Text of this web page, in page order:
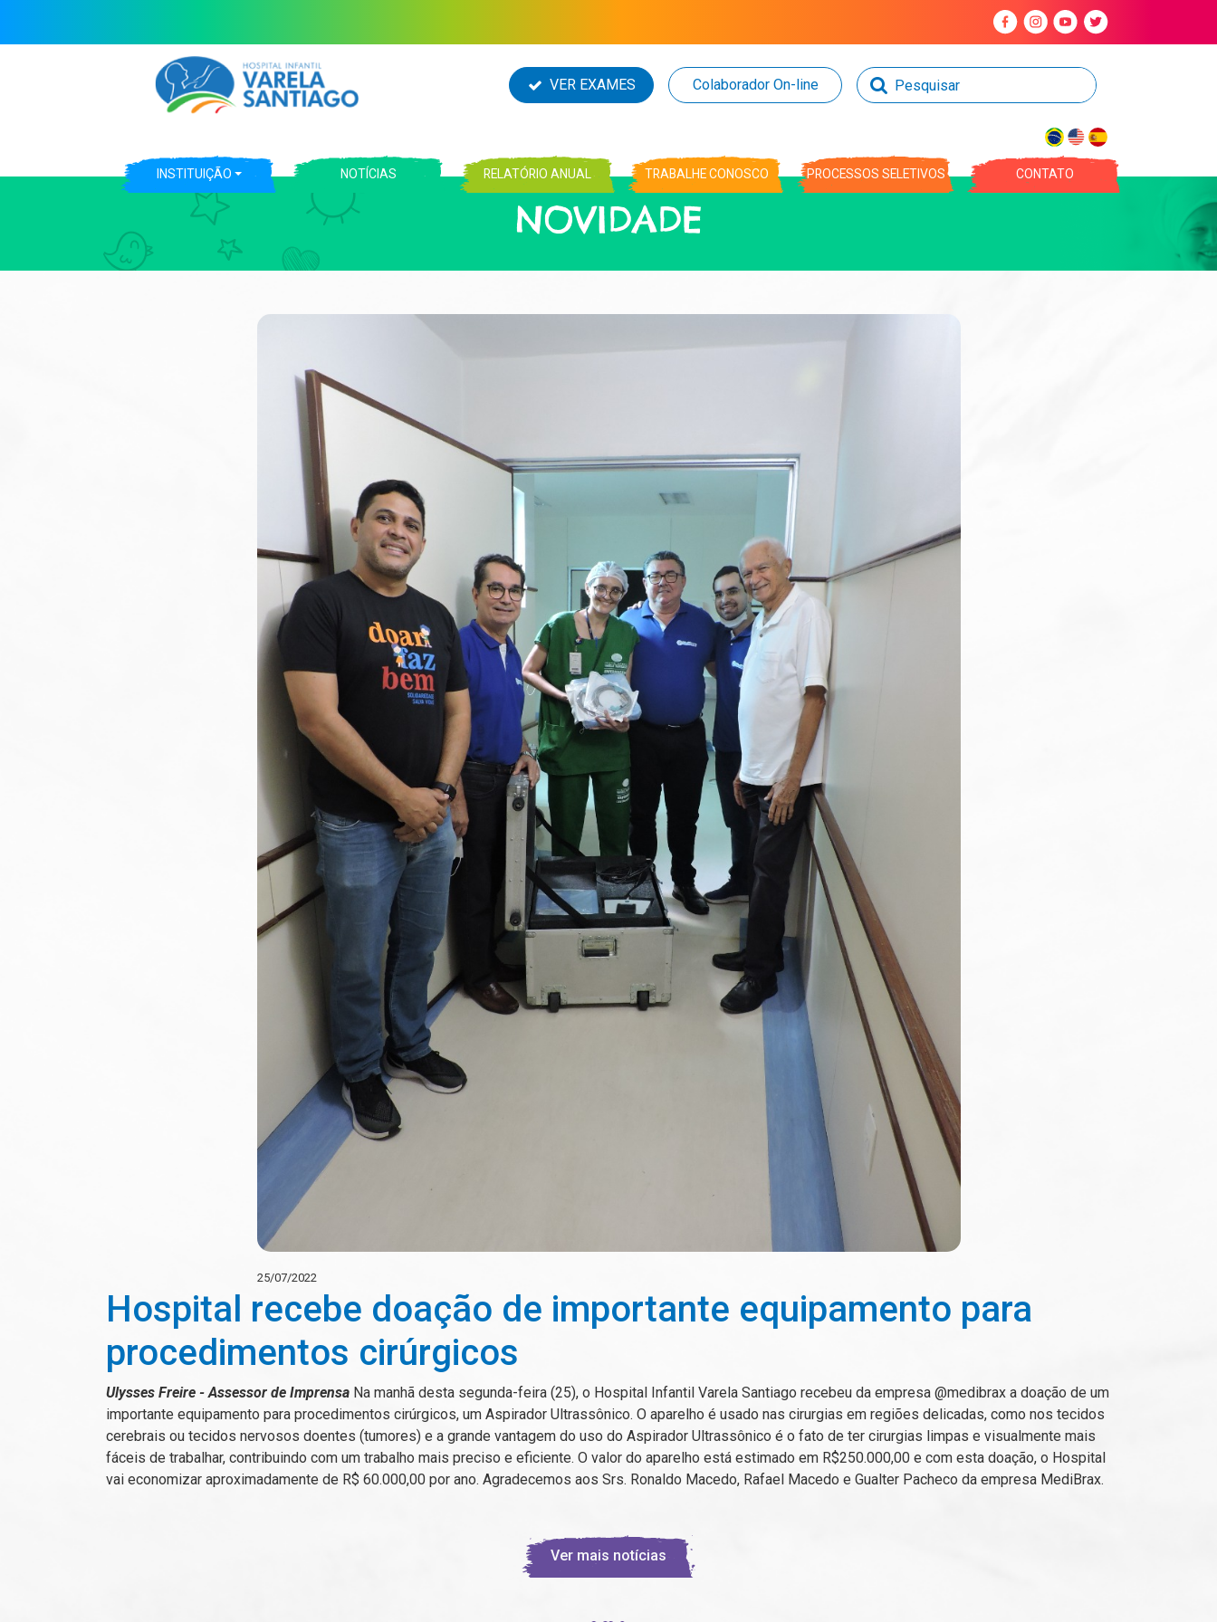
VER EXAMES Colaborador On-line
INSTITUIÇÃO NOTÍCIAS RELATÓRIO ANUAL TRABALHE CONOSCO PROCESSOS SELETIVOS CONTATO
NOVIDADE
25/07/2022
Hospital recebe doação de importante equipamento para
procedimentos cirúrgicos
Ulysses Freire - Assessor de Imprensa Na manhã desta segunda-feira (25), o Hospital Infantil Varela Santiago recebeu da empresa @medibrax a doação de um
importante equipamento para procedimentos cirúrgicos, um Aspirador Ultrassônico. O aparelho é usado nas cirurgias em regiões delicadas, como nos tecidos
cerebrais ou tecidos nervosos doentes (tumores) e a grande vantagem do uso do Aspirador Ultrassônico é o fato de ter cirurgias limpas e visualmente mais
fáceis de trabalhar, contribuindo com um trabalho mais preciso e eficiente. O valor do aparelho está estimado em R$250.000,00 e com esta doação, o Hospital
vai economizar aproximadamente de R$ 60.000,00 por ano. Agradecemos aos Srs. Ronaldo Macedo, Rafael Macedo e Gualter Pacheco da empresa MediBrax.
Ver mais notícias